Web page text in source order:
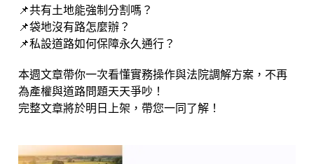
📌共有土地能強制分割嗎？
📌袋地沒有路怎麼辦？
📌私設道路如何保障永久通行？
本週文章帶你一次看懂實務操作與法院調解方案，不再
為產權與道路問題天天爭吵！
完整文章將於明日上架，帶您一同了解！